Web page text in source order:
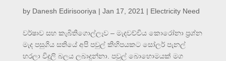
by Danesh Edirisooriya | Jan 17, 2021 | Electricity Need
වර්ෂාව සහ කැබිතිගොල්ලෑව – මැදවච්චිය කොරෝනා ප්‍රශ්න
මැද පසුගිය සතියේ අපි පවුල් කිහිපයකට සෝලර් පැනල්
හරලා විදුලි බලය ලබාදුන්නා. පවුල් බොහොමයක් මග